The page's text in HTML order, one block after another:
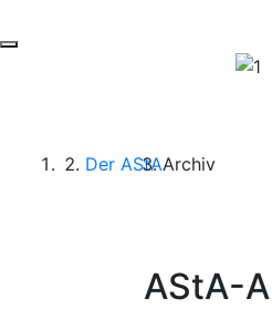
Start
Der AStAArchiv
AStA-